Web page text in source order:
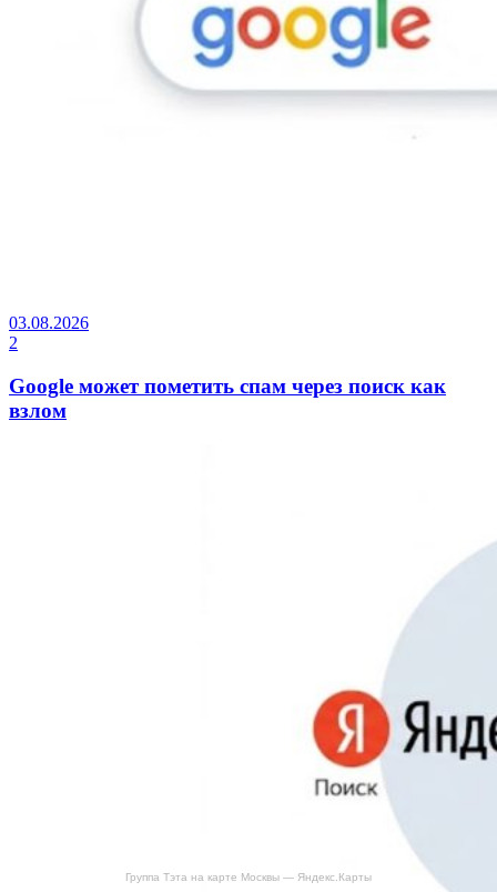
Группа Тэта на карте Москвы — Яндекс.Карты
03.08.2026
2
Google может пометить спам через поиск как
взлом